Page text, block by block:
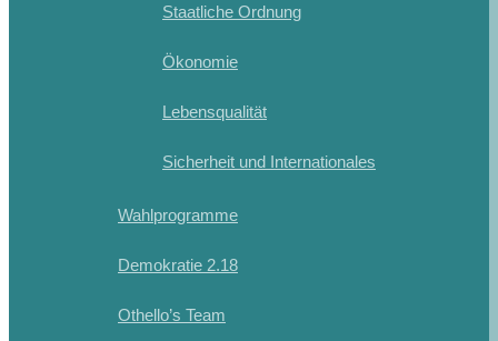
Staatliche Ordnung
Ökonomie
Lebensqualität
Sicherheit und Internationales
Wahlprogramme
Demokratie 2.18
Othello’s Team